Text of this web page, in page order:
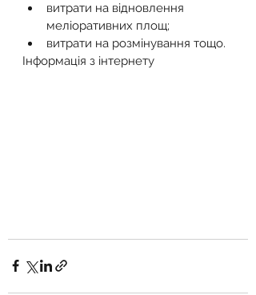
витрати на відновлення
меліоративних площ;
витрати на розмінування тощо.
Інформація з інтернету